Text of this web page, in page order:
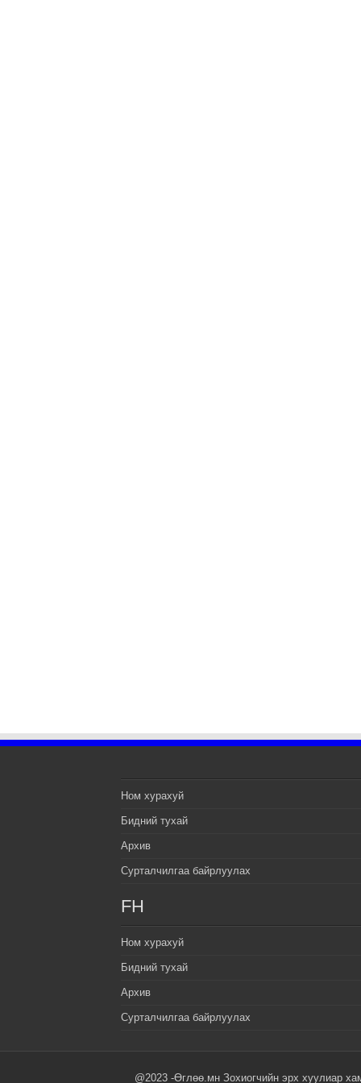
Ном хурахуй
Бидний тухай
Архив
Сурталчилгаа байрлуулах
FH
Ном хурахуй
Бидний тухай
Архив
Сурталчилгаа байрлуулах
@2023 -Өглөө.мн Зохиогчийн эрх хуулиар